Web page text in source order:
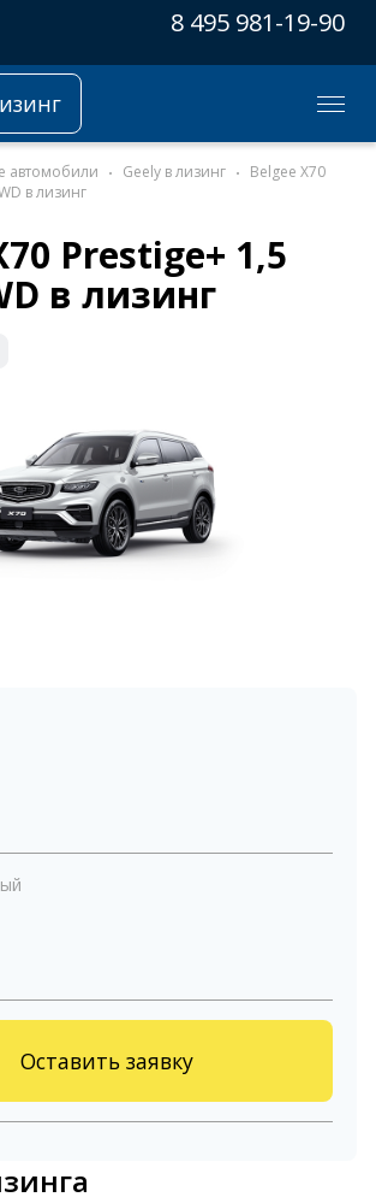
8 495 981-19-90
автомобили Geely в лизинг
Belgee X70
в лизинг
Prestige+ 1,5
в лизинг
Оставить заявку